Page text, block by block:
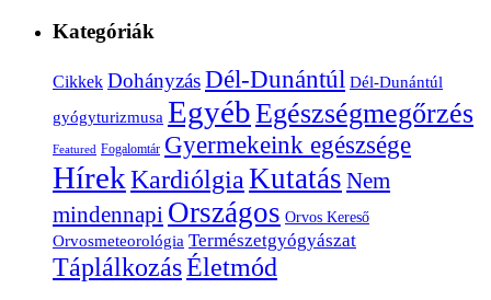
Kategóriák
Cikkek DohányzásDél-Dunántúl Dél-Dunántúl
gyógyturizmusa EgyébEgészségmegőrzés
Featured Fogalomtár Gyermekeink egészsége
HírekKardiólgia Kutatás Nem
mindennapi Országos Orvos Kereső
Orvosmeteorológia Természetgyógyászat
TáplálkozásÉletmód